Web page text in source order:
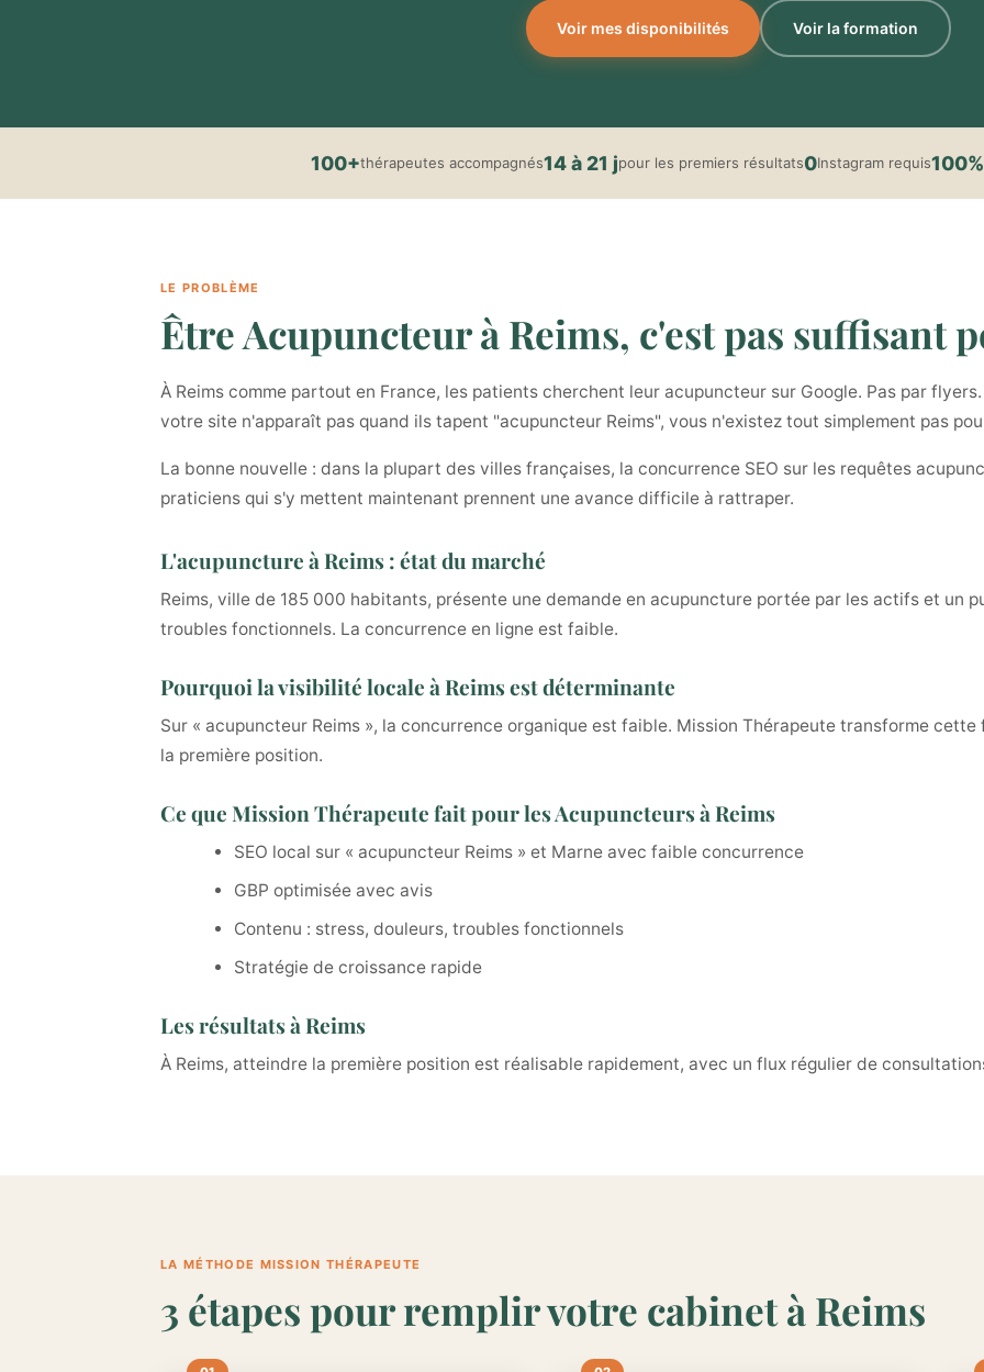
Voir mes disponibilités Voir la formation
100+thérapeutes accompagnés14 à 21 jpour les premiers résultats0Instagram requis100%
LE PROBLÈME
Être Acupuncteur à Reims, c'est pas suffisant
À Reims comme partout en France, les patients cherchent leur acupuncteur sur Google. Pas par
votre site n'apparaît pas quand ils tapent "acupuncteur Reims", vous n'existez tout simplement pas
La bonne nouvelle : dans la plupart des villes françaises, la concurrence SEO sur les requêtes
praticiens qui s'y mettent maintenant prennent une avance difficile à rattraper.
L'acupuncture à Reims : état du marché
Reims, ville de 185 000 habitants, présente une demande en acupuncture portée par les actifs et un
troubles fonctionnels. La concurrence en ligne est faible.
Pourquoi la visibilité locale à Reims est déterminante
Sur « acupuncteur Reims », la concurrence organique est faible. Mission Thérapeute transforme
la première position.
Ce que Mission Thérapeute fait pour les Acupuncteurs à Reims
SEO local sur « acupuncteur Reims » et Marne avec faible concurrence
GBP optimisée avec avis
Contenu : stress, douleurs, troubles fonctionnels
Stratégie de croissance rapide
Les résultats à Reims
À Reims, atteindre la première position est réalisable rapidement, avec un flux régulier de
LA MÉTHODE MISSION THÉRAPEUTE
3 étapes pour remplir votre cabinet à Reims